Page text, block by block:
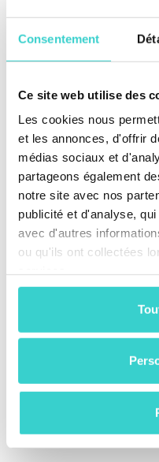
Consentement
Ce site web utilise des
Les cookies nous
et les annonces, d'offrir
médias sociaux et
partageons également
notre site avec nos
publicité et d'analyse,
avec d'autres
ou qu'ils ont collectées
Différences Régionales
Réduit l’Écart
Les disparités actuelles
significatives. Selon CCS
Plus de 75 % du
Unis est effectué avec
L’Europe et l’APAC
Cependant, notre
l’APAC connaîtront la
Des systèmes
L’adoption de